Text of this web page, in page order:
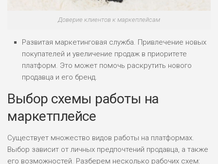
Доверие клиентов к маркеплейсам
Развитая маркетинговая служба. Привлечение новых
покупателей и увеличение продаж в приоритете
платформ. Это может помочь раскрутить нового
продавца и его бренд.
Выбор схемы работы на
маркетплейсе
Существует множество видов работы на платформах.
Выбор зависит от личных предпочтений продавца, а также
его возможностей. Разберем несколько рабочих схем: